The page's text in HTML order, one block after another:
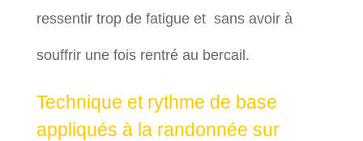
ressentir trop de fatigue et sans avoir à
souffrir une fois rentré au bercail.
Technique et rythme de base
appliqués à la randonnée sur